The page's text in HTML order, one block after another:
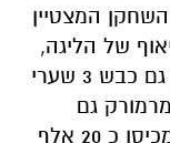
המצטיין
של הליגה,
שם הפסידה לבית"ר כפ"ס. השחקן גם כבש 3 שערי
גם
בעונה הקרובה אבל העדיף לשלם מכיסו כ 20 אלף